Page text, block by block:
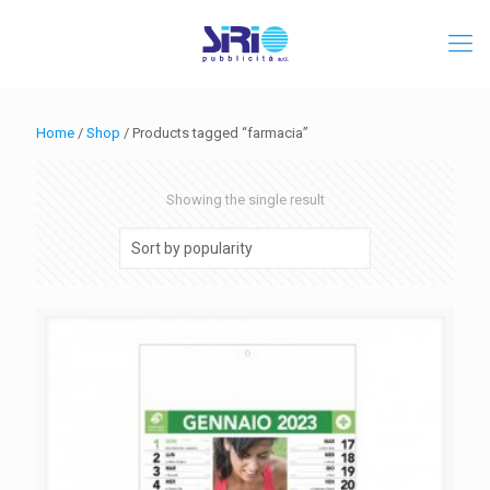
Home / Shop / Products tagged “farmacia”
Showing the single result